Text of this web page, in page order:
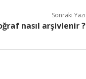
Sonraki Yazı
nasıl arşivlenir ?